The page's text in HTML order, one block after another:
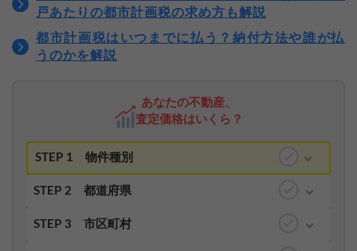
戸あたりの都市計画税の求め方も解説
都市計画税はいつまでに払う？納付方法や誰が払
うのかを解説
あなたの不動産、
査定価格はいくら？
STEP 1 物件種別
STEP 2 都道府県
STEP 3 市区町村